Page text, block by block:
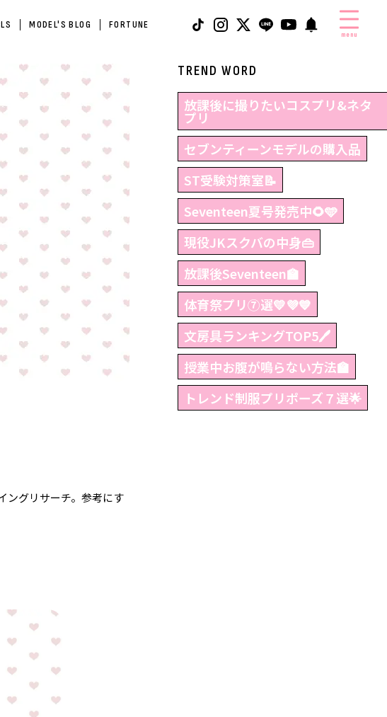
MODEL'S BLOG FORTUNE
menu
ングリサーチ。参考にす
TREND WORD
放課後に撮りたいコスプリ&ネタ
プリ
セブンティーンモデルの購入品
ST受験対策室📝
Seventeen夏号発売中🌻🩵
現役JKスクバの中身👜
放課後Seventeen🏫
体育祭プリ⑦選💛💜💙
文房具ランキングTOP5🖊
授業中お腹が鳴らない方法🏫
トレンド制服プリポーズ７選🌟